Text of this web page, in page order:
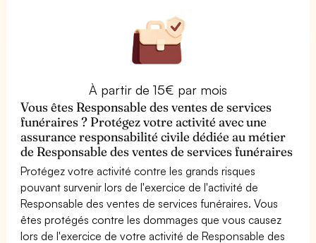
À partir de 15€ par mois
Vous êtes Responsable des ventes de services
funéraires ? Protégez votre activité avec une
assurance responsabilité civile dédiée au métier
de Responsable des ventes de services funéraires
Protégez votre activité contre les grands risques
pouvant survenir lors de l'exercice de l'activité de
Responsable des ventes de services funéraires. Vous
êtes protégés contre les dommages que vous causez
lors de l'exercice de votre activité de Responsable des